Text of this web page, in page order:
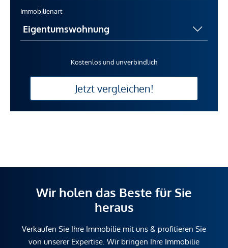
Immobilienart
Kostenlos und unverbindlich
Jetzt vergleichen!
Wir holen das Beste für Sie
heraus
Verkaufen Sie Ihre Immobilie mit uns & profitieren Sie
von unserer Expertise. Wir bringen Ihre Immobilie